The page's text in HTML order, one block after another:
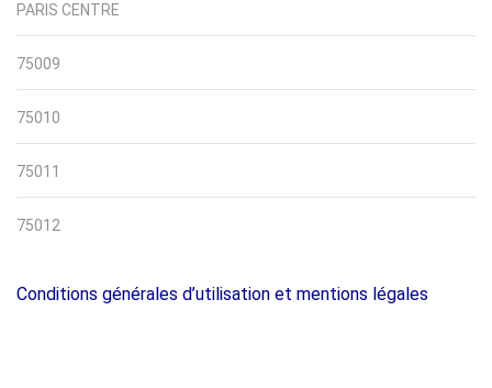
PARIS CENTRE
75009
75010
75011
75012
Conditions générales d’utilisation et mentions légales